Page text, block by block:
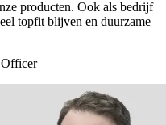
producten. Ook als bedrijf
topfit blijven en duurzame